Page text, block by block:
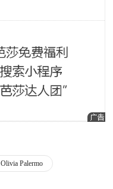
Olivia Palermo